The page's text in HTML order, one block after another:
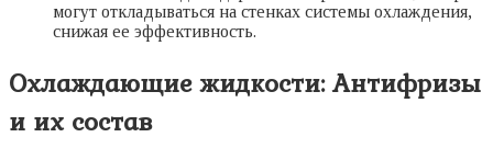
могут откладываться на стенках системы охлаждения,
снижая ее эффективность.
Охлаждающие жидкости: Антифризы
и их состав